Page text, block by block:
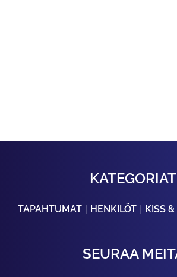
KATEGORIAT
TAPAHTUMAT HENKILÖT KISS
SEURAA